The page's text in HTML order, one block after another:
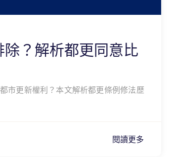
？解析都更同意比
市更新權利？本文解析都更條例修法歷
閱讀更多